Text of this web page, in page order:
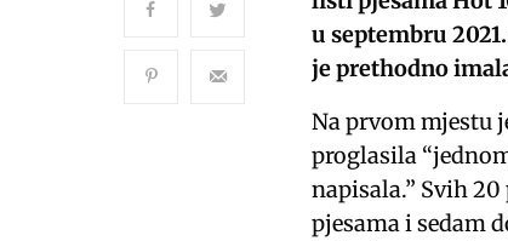
u septembru
je prethodno
Na prvom mjestu
proglasila
napisala.” Svih
pjesama i sedam